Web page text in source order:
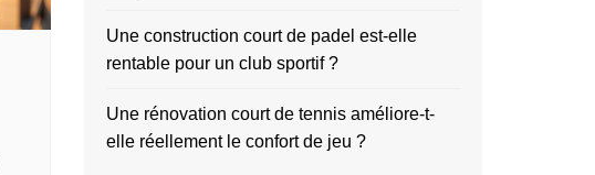
Une construction court de padel est-elle
rentable pour un club sportif ?
Une rénovation court de tennis améliore-t-
elle réellement le confort de jeu ?